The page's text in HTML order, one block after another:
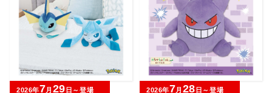
2026年7月 29 日～登場 2026年7月 28 日～登場